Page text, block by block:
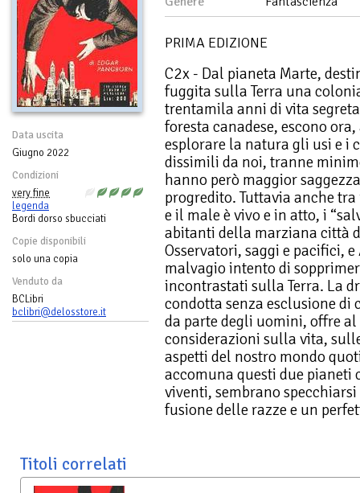
Data uscita
Giugno 2022
Condizioni
very fine
legenda
Bordi dorso sbucciati
Copie disponibili
solo una copia
Venduto da
BCLibri
bclibri@delosstore.it
PRIMA EDIZIONE
C2x - Dal pianeta Marte,
fuggita sulla Terra una
trentamila anni di vita
foresta canadese, escono
esplorare la natura gli usi e i
dissimili da noi, tranne
hanno però maggior
progredito. Tuttavia anche
e il male è vivo e in atto, i
abitanti della marziana città
Osservatori, saggi e pacifici,
malvagio intento di
incontrastati sulla Terra. La
condotta senza esclusione
da parte degli uomini, offre
considerazioni sulla vita,
aspetti del nostro mondo
accomuna questi due pianeti
viventi, sembrano
fusione delle razze e un
Titoli correlati